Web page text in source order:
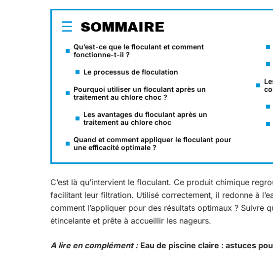
SOMMAIRE
Qu’est-ce que le floculant et comment
fonctionne-t-il ?
Le processus de floculation
Pourquoi utiliser un floculant après un
traitement au chlore choc ?
Les avantages du floculant après un
traitement au chlore choc
Quand et comment appliquer le floculant pour
une efficacité optimale ?
C’est là qu’intervient le floculant. Ce produit chimique
facilitant leur filtration. Utilisé correctement, il redonne à
comment l’appliquer pour des résultats optimaux ? Suivre
étincelante et prête à accueillir les nageurs.
A lire en complément : Eau de piscine claire : astuces